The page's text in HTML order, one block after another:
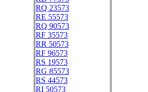
RQ 23573
RE 55573
RQ 90573
RF 35573
RR 50573
RF 96573
RS 19573
RG 85573
RS 44573
RI 50573